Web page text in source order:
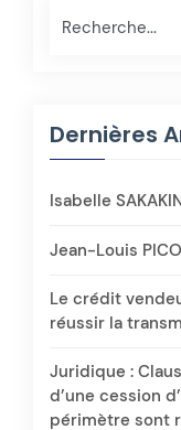
Rechercher
Dernières
Isabelle
Jean-Louis
Le crédit
réussir la
Juridique :
d’une cession
périmètre sont